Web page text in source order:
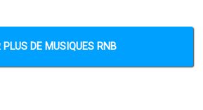
PLUS DE MUSIQUES RNB